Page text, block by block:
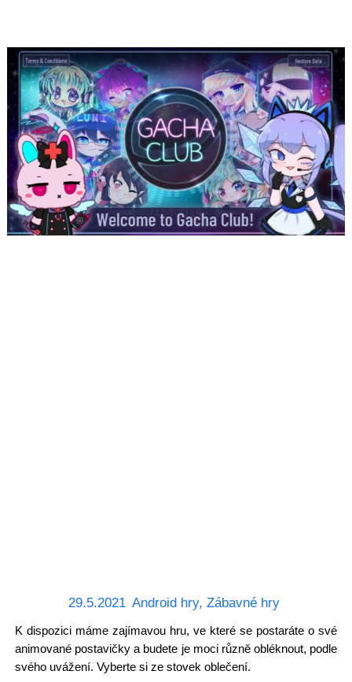
29.5.2021 Android hry, Zábavné hry
K dispozici máme zajímavou hru, ve které se postaráte o své
animované postavičky a budete je moci různě obléknout, podle
svého uvážení. Vyberte si ze stovek oblečení.